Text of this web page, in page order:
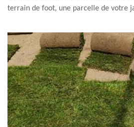
terrain de foot, une parcelle de votre